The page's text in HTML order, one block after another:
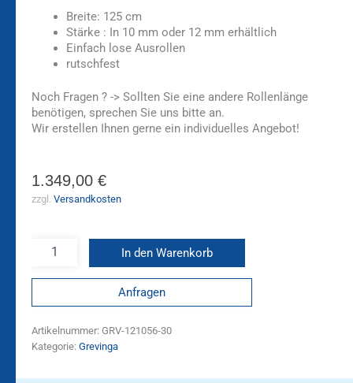
Breite: 125 cm
Stärke : In 10 mm oder 12 mm erhältlich
Einfach lose Ausrollen
rutschfest
Noch Fragen ? -> Sollten Sie eine andere Rollenlänge
benötigen, sprechen Sie uns bitte an.
Wir erstellen Ihnen gerne ein individuelles Angebot!
1.349,00 €
zzgl. Versandkosten
In den Warenkorb
Anfragen
Artikelnummer: GRV-121056-30
Kategorie: Grevinga